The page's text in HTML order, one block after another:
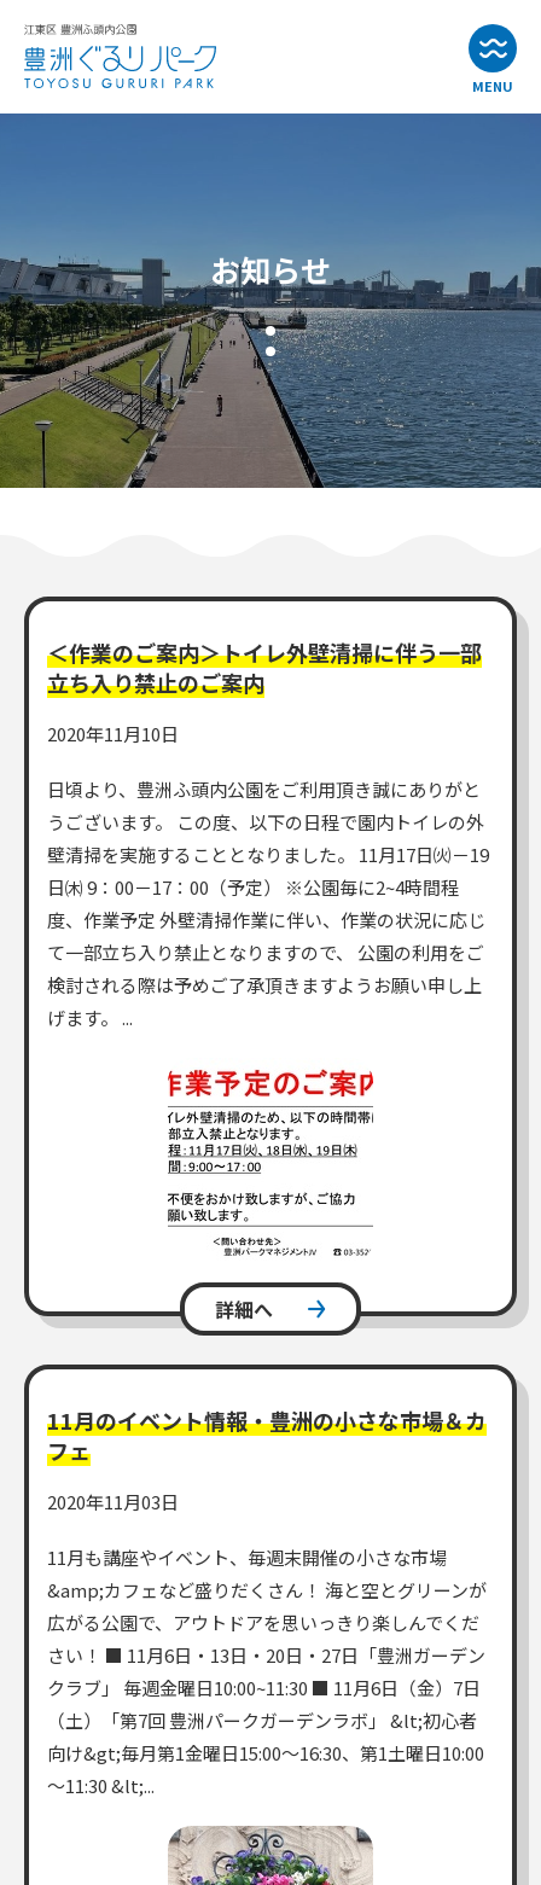
MENU
公園・施設紹介
アクセス
よくある質問
お問い合わせ
一般利用の方へ
公園利用ルール
ご利用について 各種申請・手続き等
お知らせ
＜作業のご案内＞トイレ外壁清掃に伴う一部
立ち入り禁止のご案内
2020年11月10日
日頃より、豊洲ふ頭内公園をご利用頂き誠にありがと
うございます。 この度、以下の日程で園内トイレの外
壁清掃を実施することとなりました。 11月17日㈫－19
日㈭ 9：00－17：00（予定） ※公園毎に2~4時間程
度、作業予定 外壁清掃作業に伴い、作業の状況に応じ
て一部立ち入り禁止となりますので、 公園の利用をご
検討される際は予めご了承頂きますようお願い申し上
げます。 ...
詳細へ
11月のイベント情報・豊洲の小さな市場＆カ
フェ
2020年11月03日
11月も講座やイベント、毎週末開催の小さな市場
&amp;カフェなど盛りだくさん！ 海と空とグリーンが
広がる公園で、アウトドアを思いっきり楽しんでくだ
さい！ ■ 11月6日・13日・20日・27日「豊洲ガーデン
クラブ」 毎週金曜日10:00~11:30 ■ 11月6日（金）7日
（土）「第7回 豊洲パークガーデンラボ」 &lt;初心者
向け&gt;毎月第1金曜日15:00～16:30、第1土曜日10:00
～11:30 &lt;...